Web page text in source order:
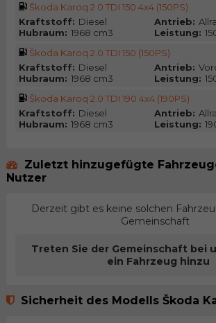
Škoda Karoq 2.0 TDI 150 4x4 (150PS)
Kraftstoff: Diesel Antrieb:
Hubraum: 1968 cm3 Leistung:
Škoda Karoq 2.0 TDI 150 (150PS)
Kraftstoff: Diesel Antrieb:
Hubraum: 1968 cm3 Leistung:
Škoda Karoq 2.0 TDI 190 4x4 (190PS)
Kraftstoff: Diesel Antrieb:
Hubraum: 1968 cm3 Leistung:
Zuletzt hinzugefügte
Nutzer
Derzeit gibt es keine solchen
Gemeinschaft
Treten Sie der Gemeinschaft bei
ein Fahrzeug hinzu
Sicherheit des Modells Škoda